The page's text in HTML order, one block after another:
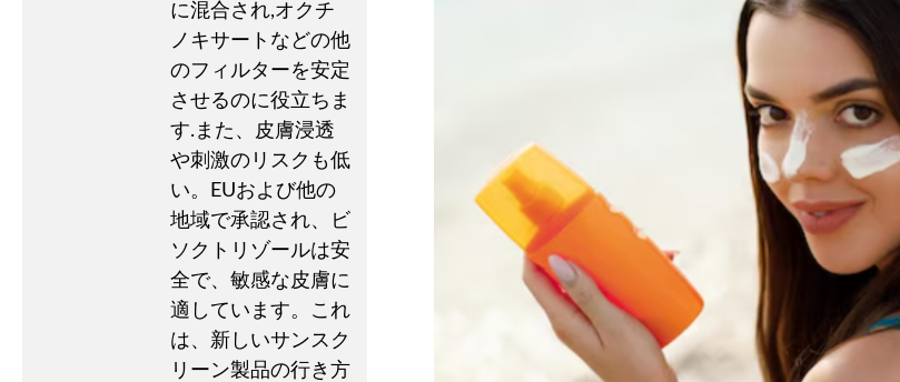
に混合され,オクチ
ノキサートなどの他
のフィルターを安定
させるのに役立ちま
す.また、皮膚浸透
や刺激のリスクも低
い。EUおよび他の
地域で承認され、ビ
ソクトリゾールは安
全で、敏感な皮膚に
適しています。これ
は、新しいサンスク
リーン製品の行き方